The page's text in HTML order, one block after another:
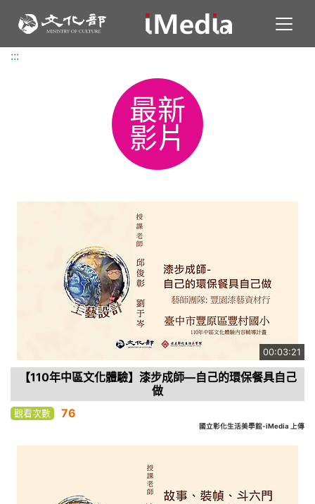
:::
:::
最新
影片
00:03:21
【110年中區文化體驗】漆步成師—自己的環保餐具自己
做
觀看次數 76
國立彰化生活美學館-iMedia 上傳